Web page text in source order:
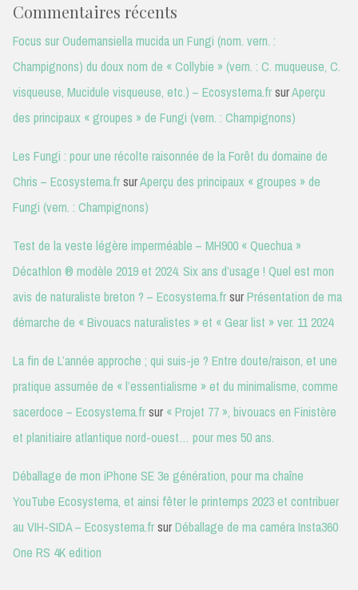
Commentaires récents
Focus sur Oudemansiella mucida un Fungi (nom. vern. :
Champignons) du doux nom de « Collybie » (vern. : C. muqueuse, C.
visqueuse, Mucidule visqueuse, etc.) – Ecosystema.frsurAperçu
des principaux « groupes » de Fungi (vern. : Champignons)
Les Fungi : pour une récolte raisonnée de la Forêt du domaine de
Chris – Ecosystema.frsurAperçu des principaux « groupes » de
Fungi (vern. : Champignons)
Test de la veste légère imperméable – MH900 « Quechua »
Décathlon ® modèle 2019 et 2024. Six ans d’usage ! Quel est mon
avis de naturaliste breton ? – Ecosystema.frsurPrésentation de ma
démarche de « Bivouacs naturalistes » et « Gear list » ver. 11 2024
La fin de L’année approche ; qui suis-je ? Entre doute/raison, et une
pratique assumée de « l’essentialisme » et du minimalisme, comme
sacerdoce – Ecosystema.frsur « Projet 77 », bivouacs en Finistère
et planitiaire atlantique nord-ouest… pour mes 50 ans.
Déballage de mon iPhone SE 3e génération, pour ma chaîne
YouTube Ecosystema, et ainsi fêter le printemps 2023 et contribuer
au VIH-SIDA – Ecosystema.frsurDéballage de ma caméra Insta360
One RS 4K edition